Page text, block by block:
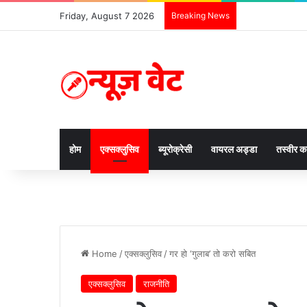
Friday, August 7 2026 Breaking News
होम एक्सक्लुसिव ब्यूरोक्रेसी वायरल अड्डा तस्वीर
Home /एक्सक्लुसिव /गर हो ‘गुलाब’ तो करो सबित
एक्सक्लुसिव राजनीति